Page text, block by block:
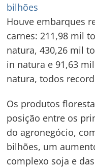
bilhões
Houve embarques
carnes: 211,98 mil
natura, 430,26 mil
in natura e 91,63
natura, todos
Os produtos
posição entre os
do agronegócio,
bilhões, um
complexo soja e